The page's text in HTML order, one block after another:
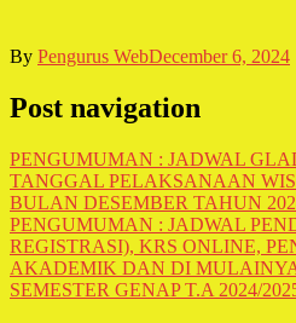
By Pengurus WebDecember 6, 2024
Post navigation
PENGUMUMAN : JADWAL
TANGGAL PELAKSANAAN
BULAN DESEMBER TAHUN
PENGUMUMAN : JADWAL
REGISTRASI), KRS ONLINE,
AKADEMIK DAN DI
SEMESTER GENAP T.A 2024/